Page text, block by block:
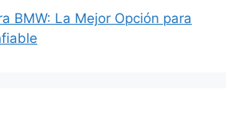
BMW: La Mejor Opción para